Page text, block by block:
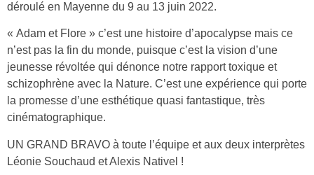
déroulé en Mayenne du 9 au 13 juin 2022.
« Adam et Flore » c’est une histoire d’apocalypse mais ce
n’est pas la fin du monde, puisque c’est la vision d’une
jeunesse révoltée qui dénonce notre rapport toxique et
schizophrène avec la Nature. C’est une expérience qui porte
la promesse d’une esthétique quasi fantastique, très
cinématographique.
UN GRAND BRAVO à toute l’équipe et aux deux interprètes
Léonie Souchaud et Alexis Nativel !